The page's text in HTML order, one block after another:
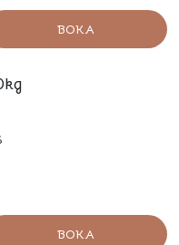
BOKA
BOKA